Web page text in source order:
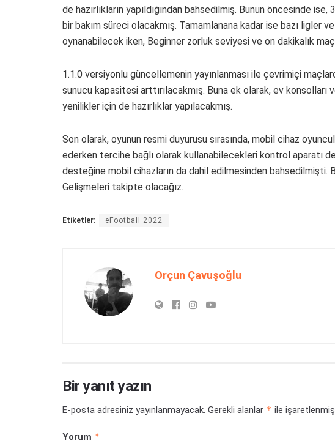
de hazırlıkların yapıldığından bahsedilmiş. Bunun öncesinde
bir bakım süreci olacakmış. Tamamlanana kadar ise bazı ligler
oynanabilecek iken, Beginner zorluk seviyesi ve on dakikalık
1.1.0 versiyonlu güncellemenin yayınlanması ile çevrimiçi
sunucu kapasitesi arttırılacakmış. Buna ek olarak, ev konsolları
yenilikler için de hazırlıklar yapılacakmış.
Son olarak, oyunun resmi duyurusu sırasında, mobil cihaz
ederken tercihe bağlı olarak kullanabilecekleri kontrol aparatı
desteğine mobil cihazların da dahil edilmesinden bahsedilmişti.
Gelişmeleri takipte olacağız.
Etiketler: eFootball 2022
Orçun Çavuşoğlu
Bir yanıt yazın
E-posta adresiniz yayınlanmayacak. Gerekli alanlar * ile
Yorum *